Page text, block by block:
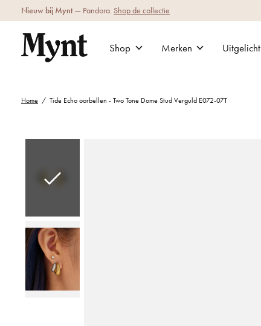
Nieuw bij Mynt— Pandora. Shop de collectie
Shop Merken Uitgelicht
Home / Tide Echo oorbellen - Two Tone Dome Stud Verguld E072-07T